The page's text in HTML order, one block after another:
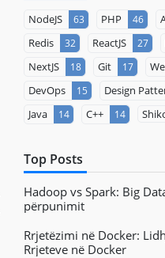
NodeJS 63 PHP 46
Redis 32 ReactJS 27
NextJS 18 Git 17
DevOps 15 Design
Java 14 C++ 14
Top Posts
Hadoop vs Spark: Big
përpunimit
Rrjetëzimi në Docker:
Rrjeteve në Docker